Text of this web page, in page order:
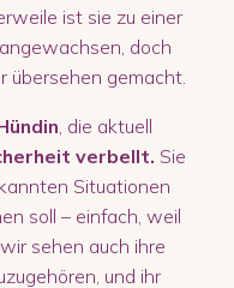
ist sie zu einer
doch
übersehen gemacht.
, die aktuell
verbellt. Sie
Situationen
soll – einfach, weil
sehen auch ihre
und ihr